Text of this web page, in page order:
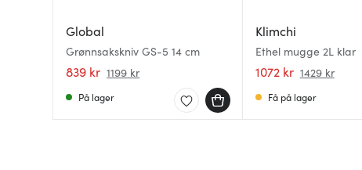
Global
Grønnsakskniv GS-5 14 cm
839 kr 1199 kr
På lager
Klimchi
Ethel mugge 2L klar
1072 kr 1429 kr
Få på lager